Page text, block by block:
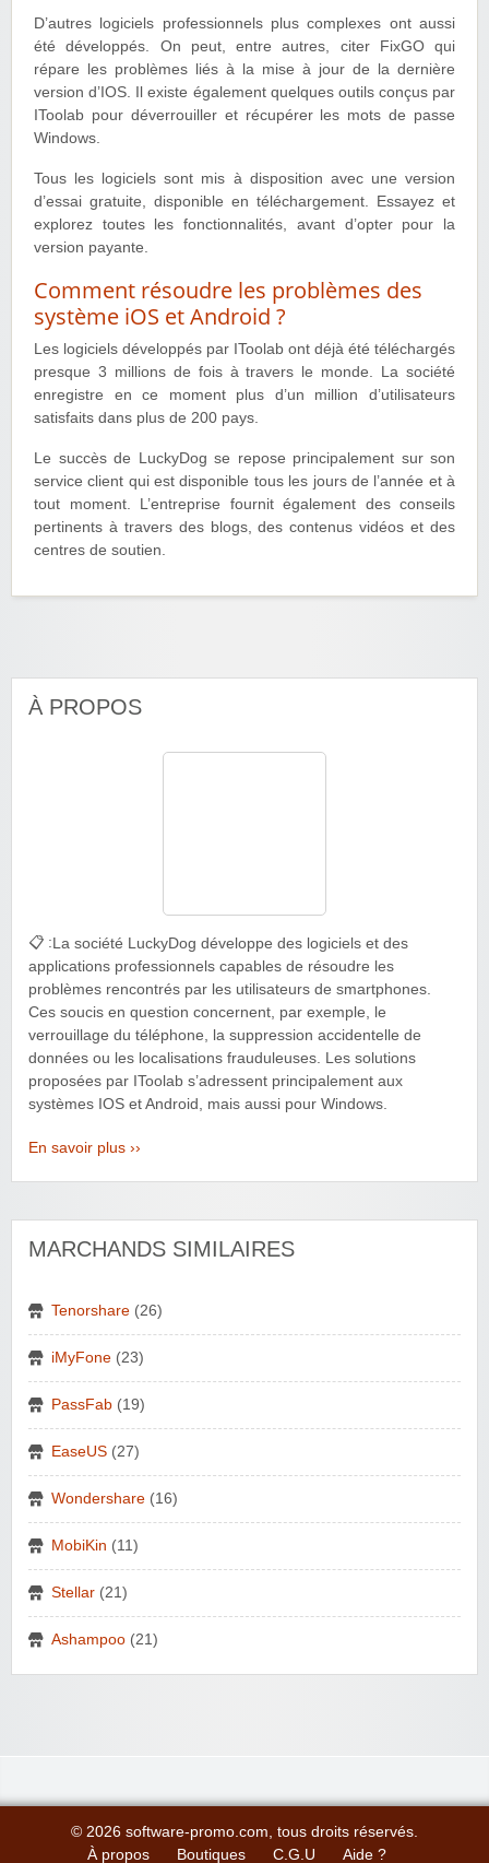
D’autres logiciels professionnels plus complexes ont aussi
été développés. On peut, entre autres, citer FixGO qui
répare les problèmes liés à la mise à jour de la dernière
version d’IOS. Il existe également quelques outils conçus par
IToolab pour déverrouiller et récupérer les mots de passe
Windows.
Tous les logiciels sont mis à disposition avec une version
d’essai gratuite, disponible en téléchargement. Essayez et
explorez toutes les fonctionnalités, avant d’opter pour la
version payante.
Comment résoudre les problèmes des
système iOS et Android ?
Les logiciels développés par IToolab ont déjà été téléchargés
presque 3 millions de fois à travers le monde. La société
enregistre en ce moment plus d’un million d’utilisateurs
satisfaits dans plus de 200 pays.
Le succès de LuckyDog se repose principalement sur son
service client qui est disponible tous les jours de l’année et à
tout moment. L’entreprise fournit également des conseils
pertinents à travers des blogs, des contenus vidéos et des
centres de soutien.
À PROPOS
📋 : La société LuckyDog développe des logiciels et des
applications professionnels capables de résoudre les
problèmes rencontrés par les utilisateurs de smartphones.
Ces soucis en question concernent, par exemple, le
verrouillage du téléphone, la suppression accidentelle de
données ou les localisations frauduleuses. Les solutions
proposées par IToolab s’adressent principalement aux
systèmes IOS et Android, mais aussi pour Windows.
En savoir plus ››
MARCHANDS SIMILAIRES
Tenorshare (26)
iMyFone (23)
PassFab (19)
EaseUS (27)
Wondershare (16)
MobiKin (11)
Stellar (21)
Ashampoo (21)
© 2026 software-promo.com, tous droits réservés.
À propos
Boutiques C.G.U Aide ?